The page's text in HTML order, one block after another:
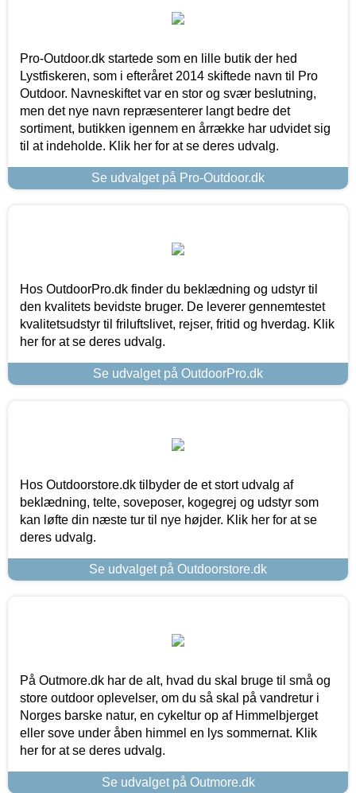
Pro-Outdoor.dk startede som en lille butik der hed
Lystfiskeren, som i efteråret 2014 skiftede navn til Pro
Outdoor. Navneskiftet var en stor og svær beslutning,
men det nye navn repræsenterer langt bedre det
sortiment, butikken igennem en årrække har udvidet sig
til at indeholde. Klik her for at se deres udvalg.
Se udvalget på Pro-Outdoor.dk
Hos OutdoorPro.dk finder du beklædning og udstyr til
den kvalitets bevidste bruger. De leverer gennemtestet
kvalitetsudstyr til friluftslivet, rejser, fritid og hverdag. Klik
her for at se deres udvalg.
Se udvalget på OutdoorPro.dk
Hos Outdoorstore.dk tilbyder de et stort udvalg af
beklædning, telte, soveposer, kogegrej og udstyr som
kan løfte din næste tur til nye højder. Klik her for at se
deres udvalg.
Se udvalget på Outdoorstore.dk
På Outmore.dk har de alt, hvad du skal bruge til små og
store outdoor oplevelser, om du så skal på vandretur i
Norges barske natur, en cykeltur op af Himmelbjerget
eller sove under åben himmel en lys sommernat. Klik
her for at se deres udvalg.
Se udvalget på Outmore.dk